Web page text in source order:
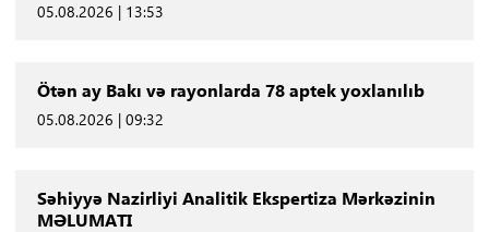
05.08.2026 | 13:53
Ötən ay Bakı və rayonlarda 78 aptek yoxlanılıb
05.08.2026 | 09:32
Səhiyyə Nazirliyi Analitik Ekspertiza Mərkəzinin
MƏLUMATI